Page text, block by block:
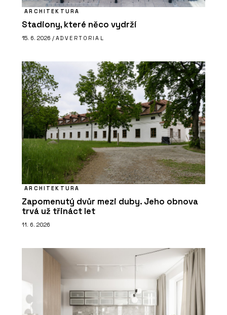
ARCHITEKTURA
Stadiony, které něco vydrží
15. 6. 2026 / ADVERTORIAL
ARCHITEKTURA
Zapomenutý dvůr mezi duby. Jeho obnova
trvá už třináct let
11. 6. 2026